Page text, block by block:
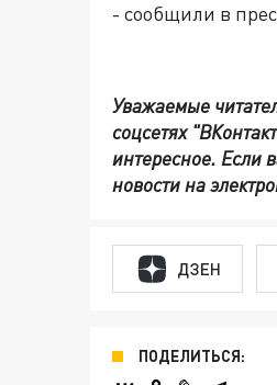
- сообщили в
Уважаемые
соцсетях
интересное. Если
новости на
ДЗЕН
ПОДЕЛИТЬСЯ: